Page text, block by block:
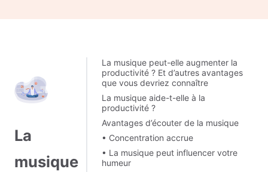
La
musique
La musique peut-elle augmenter la
productivité ? Et d’autres avantages
que vous devriez connaître
La musique aide-t-elle à la
productivité ?
Avantages d’écouter de la musique
• Concentration accrue
• La musique peut influencer votre
humeur